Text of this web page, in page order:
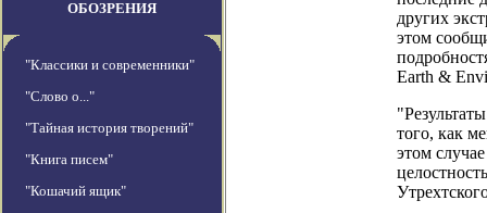
ОБОЗРЕНИЯ
"Классики и современники"
"Слово о..."
"Тайная история творений"
"Книга писем"
"Кошачий ящик"
других
этом
Earth &
того, как
этом